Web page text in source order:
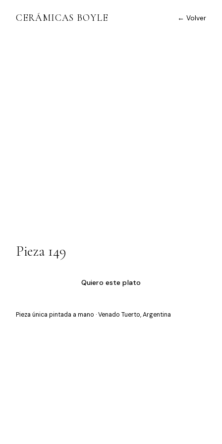
CERÁMICAS BOYLE ← Volver
Pieza 149
Quiero este plato
Pieza única pintada a mano · Venado Tuerto, Argentina